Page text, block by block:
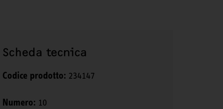
Scheda tecnica
Codice prodotto: 234147
Numero: 10